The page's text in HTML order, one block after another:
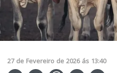
27 de Fevereiro de 2026 ás 13:40